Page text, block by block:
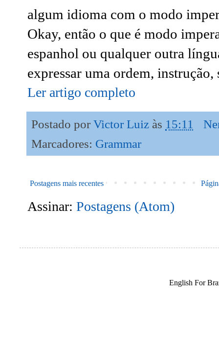
algum idioma com o modo
Okay, então o que é modo
espanhol ou qualquer outra
expressar uma ordem, instrução,
Ler artigo completo
Postado por Victor Luiz às 15:11
Marcadores: Grammar
Postagens mais recentes
Assinar: Postagens (Atom)
English For